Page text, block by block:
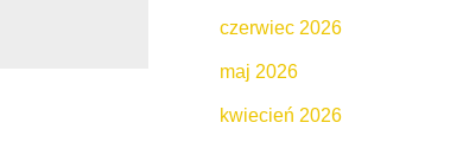
czerwiec 2026
maj 2026
kwiecień 2026